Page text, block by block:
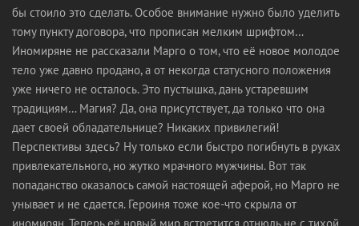
бы стоило это сделать. Особое внимание нужно было уделить
тому пункту договора, что прописан мелким шрифтом…
Иномиряне не рассказали Марго о том, что её новое молодое
тело уже давно продано, а от некогда статусного положения
уже ничего не осталось. Это пустышка, дань устаревшим
традициям… Магия? Да, она присутствует, да только что она
дает своей обладательнице? Никаких привилегий!
Перспективы здесь? Ну только если быстро погибнуть в руках
привлекательного, но жутко мрачного мужчины. Вот так
попаданство оказалось самой настоящей аферой, но Марго не
унывает и не сдается. Героиня тоже кое-что скрыла от